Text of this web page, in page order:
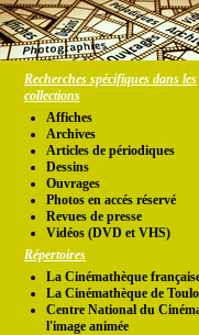
Recherches spécifiques dans les
collections
Affiches
Archives
Articles de périodiques
Dessins
Ouvrages
Photos en accés réservé
Revues de presse
Vidéos (DVD et VHS)
Répertoires
La Cinémathèque
La Cinémathèque de
Centre National du
l'image animée